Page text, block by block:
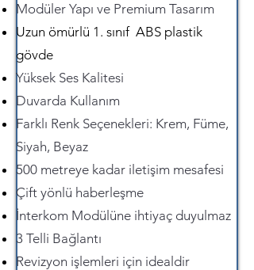
Modüler Yapı ve Premium Tasarım
Uzun ömürlü 1. sınıf ABS plastik
gövde
Yüksek Ses Kalitesi
Duvarda Kullanım
Farklı Renk Seçenekleri: Krem, Füme,
Siyah, Beyaz
500 metreye kadar iletişim mesafesi
Çift yönlü haberleşme
İnterkom Modülüne ihtiyaç duyulmaz
3 Telli Bağlantı
Revizyon işlemleri için idealdir